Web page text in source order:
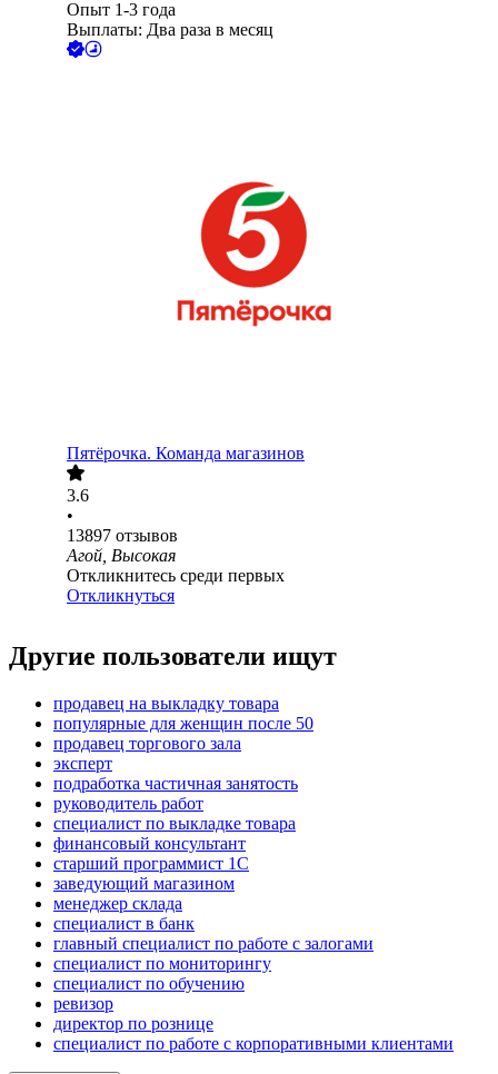
Опыт 1-3 года
Выплаты: Два раза в месяц
Пятёрочка. Команда магазинов
3.6
•
13897 отзывов
Агой, Высокая
Откликнитесь среди первых
Откликнуться
Другие пользователи ищут
продавец на выкладку товара
популярные для женщин после 50
продавец торгового зала
эксперт
подработка частичная занятость
руководитель работ
специалист по выкладке товара
финансовый консультант
старший программист 1С
заведующий магазином
менеджер склада
специалист в банк
главный специалист по работе с залогами
специалист по мониторингу
специалист по обучению
ревизор
директор по рознице
специалист по работе с корпоративными клиентами